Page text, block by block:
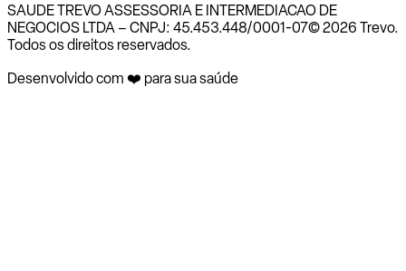
SAUDE TREVO ASSESSORIA E INTERMEDIACAO DE
NEGOCIOS LTDA – CNPJ: 45.453.448/0001-07© 2026 Trevo.
Todos os direitos reservados.
Desenvolvido com ❤️ para sua saúde